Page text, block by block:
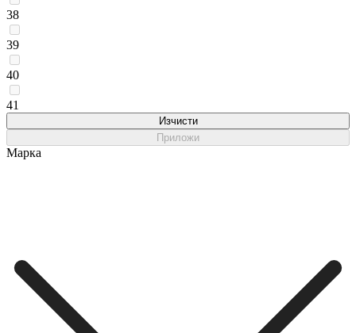
38
39
40
41
Изчисти
Приложи
Марка